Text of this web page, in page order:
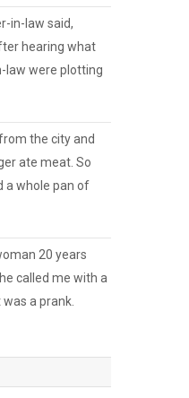
in-law said,
hearing what
law were plotting
the city and
ate meat. So
a whole pan of
20 years
called me with a
a prank.